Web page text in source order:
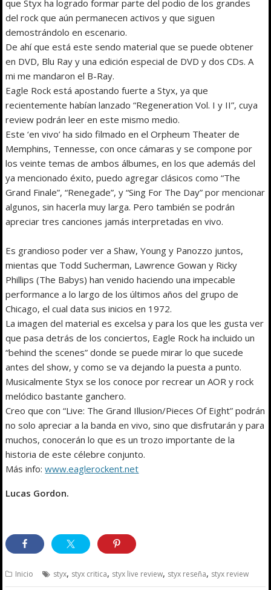
que Styx ha logrado formar parte del podio de los grandes
del rock que aún permanecen activos y que siguen
demostrándolo en escenario.
De ahí que está este sendo material que se puede obtener
en DVD, Blu Ray y una edición especial de DVD y dos CDs. A
mi me mandaron el B-Ray.
Eagle Rock está apostando fuerte a Styx, ya que
recientemente habían lanzado “Regeneration Vol. I y II”, cuya
review podrán leer en este mismo medio.
Este ‘en vivo’ ha sido filmado en el Orpheum Theater de
Memphins, Tennesse, con once cámaras y se compone por
los veinte temas de ambos álbumes, en los que además del
ya mencionado éxito, puedo agregar clásicos como “The
Grand Finale”, “Renegade”, y “Sing For The Day” por mencionar
algunos, sin hacerla muy larga. Pero también se podrán
apreciar tres canciones jamás interpretadas en vivo.
Es grandioso poder ver a Shaw, Young y Panozzo juntos,
mientas que Todd Sucherman, Lawrence Gowan y Ricky
Phillips (The Babys) han venido haciendo una impecable
performance a lo largo de los últimos años del grupo de
Chicago, el cual data sus inicios en 1972.
La imagen del material es excelsa y para los que les gusta ver
que pasa detrás de los conciertos, Eagle Rock ha incluido un
“behind the scenes” donde se puede mirar lo que sucede
antes del show, y como se va dejando la puesta a punto.
Musicalmente Styx se los conoce por recrear un AOR y rock
melódico bastante ganchero.
Creo que con “Live: The Grand Illusion/Pieces Of Eight” podrán
no solo apreciar a la banda en vivo, sino que disfrutarán y para
muchos, conocerán lo que es un trozo importante de la
historia de este célebre conjunto.
Más info:www.eaglerockent.net
Lucas Gordon.
Inicio styx, styx critica, styx live review, styx reseña, styx review